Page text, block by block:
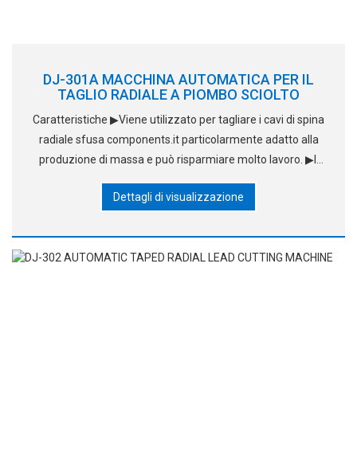
DJ-301A MACCHINA AUTOMATICA PER IL
TAGLIO RADIALE A PIOMBO SCIOLTO
Caratteristiche ▶Viene utilizzato per tagliare i cavi di spina
radiale sfusa components.it particolarmente adatto alla
produzione di massa e può risparmiare molto lavoro. ▶Il
tagliatori sono durevoli e facili da
Dettagli di visualizzazione